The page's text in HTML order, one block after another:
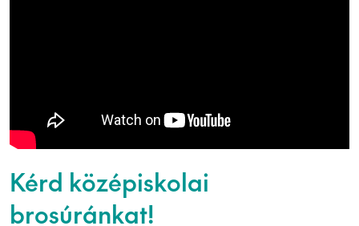
Kérd középiskolai
brosúránkat!